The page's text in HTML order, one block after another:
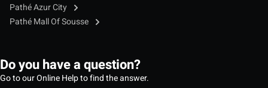
Pathé Azur City
Pathé Mall Of Sousse
Do you have a question?
Go to our Online Help to find the answer.